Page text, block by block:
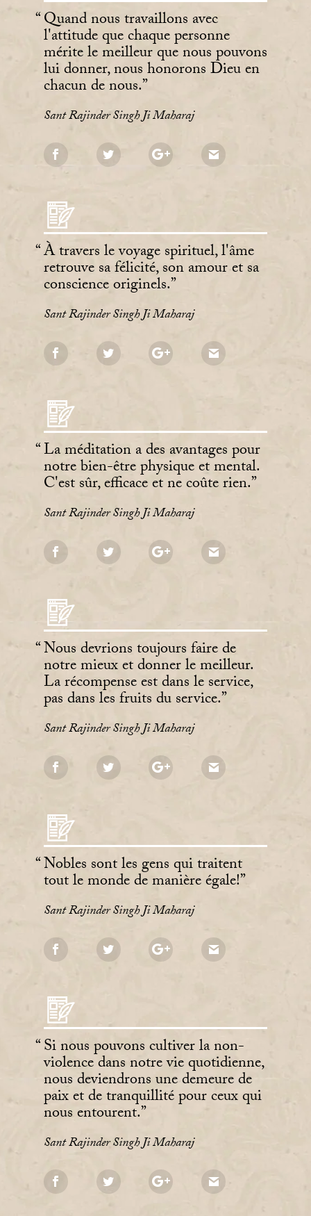
Quand nous travaillons avec
l'attitude que chaque personne
mérite le meilleur que nous pouvons
lui donner, nous honorons Dieu en
chacun de nous.
Sant Rajinder Singh Ji Maharaj
À travers le voyage spirituel, l'âme
retrouve sa félicité, son amour et sa
conscience originels.
Sant Rajinder Singh Ji Maharaj
La méditation a des avantages pour
notre bien-être physique et mental.
C'est sûr, efficace et ne coûte rien.
Sant Rajinder Singh Ji Maharaj
Nous devrions toujours faire de
notre mieux et donner le meilleur.
La récompense est dans le service,
pas dans les fruits du service.
Sant Rajinder Singh Ji Maharaj
Nobles sont les gens qui traitent
tout le monde de manière égale!
Sant Rajinder Singh Ji Maharaj
Si nous pouvons cultiver la non-
violence dans notre vie quotidienne,
nous deviendrons une demeure de
paix et de tranquillité pour ceux qui
nous entourent.
Sant Rajinder Singh Ji Maharaj